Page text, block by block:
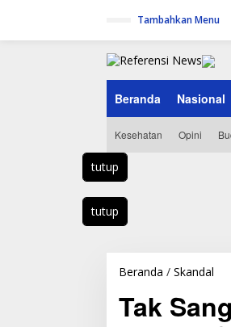
Tambahkan Menu
Beranda Nasional
Kesehatan Opini
tutup
tutup
Beranda / Skandal
S
Tak